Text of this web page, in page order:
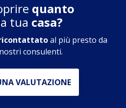
quanto
tua casa?
ricontattatoal più presto da
consulenti.
VALUTAZIONE